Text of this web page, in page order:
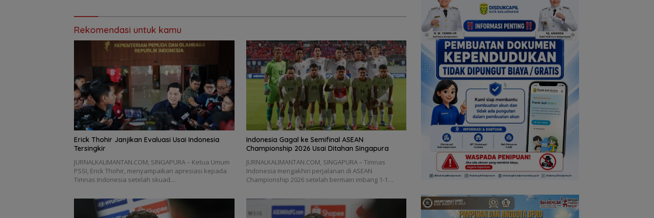
Rekomendasi untuk kamu
Erick Thohir Janjikan Evaluasi Usai Indonesia
Tersingkir
JURNALKALIMANTAN.COM, SINGAPURA – Ketua Umum
PSSI, Erick Thohir, menyampaikan apresiasi kepada
Timnas Indonesia setelah skuad…
Indonesia Gagal ke Semifinal ASEAN
Championship 2026 Usai Ditahan Singapura
JURNALKALIMANTAN.COM, SINGAPURA – Timnas
Indonesia mengakhiri perjalanan di ASEAN
Championship 2026 setelah bermain imbang 1-1…